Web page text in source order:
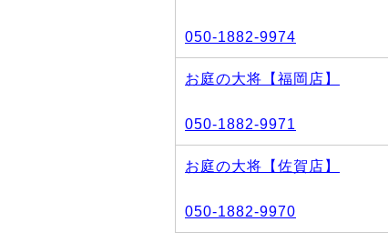
050-1882-9974
お庭の大将【福岡店】
050-1882-9971
お庭の大将【佐賀店】
050-1882-9970